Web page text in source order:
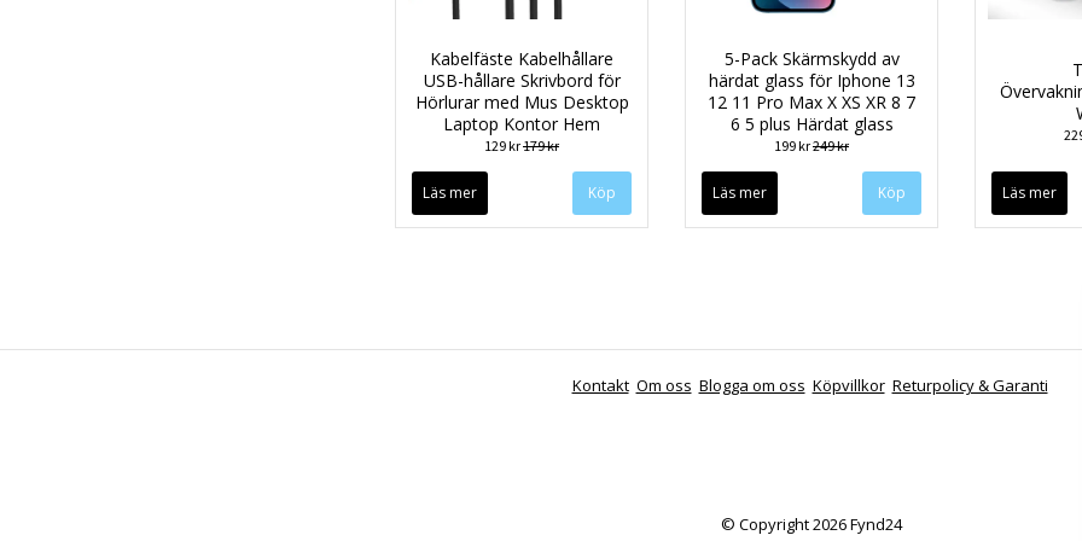
Kabelfäste Kabelhållare
USB-hållare Skrivbord för
Hörlurar med Mus Desktop
Laptop Kontor Hem
129 kr179 kr
Läs mer
5-Pack Skärmskydd av
härdat glass för Iphone 13
12 11 Pro Max X XS XR 8 7
6 5 plus Härdat glass
199 kr249 kr
Läs mer Köp Läs mer
Kontakt Om oss Blogga om oss Köpvillkor Returpolicy & Garanti
© Copyright 2026 Fynd24